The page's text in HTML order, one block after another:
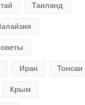
Таиланд
Иран Тонсаи
Крым